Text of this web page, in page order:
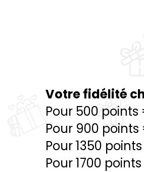
Votre fidélité
Pour 500
Pour 900
Pour 1350
Pour 1700